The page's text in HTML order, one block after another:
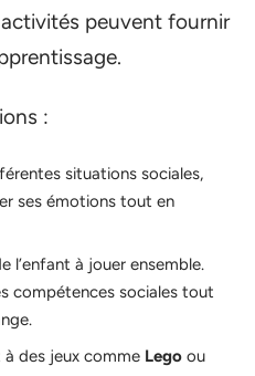
peuvent fournir
:
situations sociales,
ses émotions tout en
l’enfant à jouer ensemble.
compétences sociales tout
à des jeux comme Lego ou